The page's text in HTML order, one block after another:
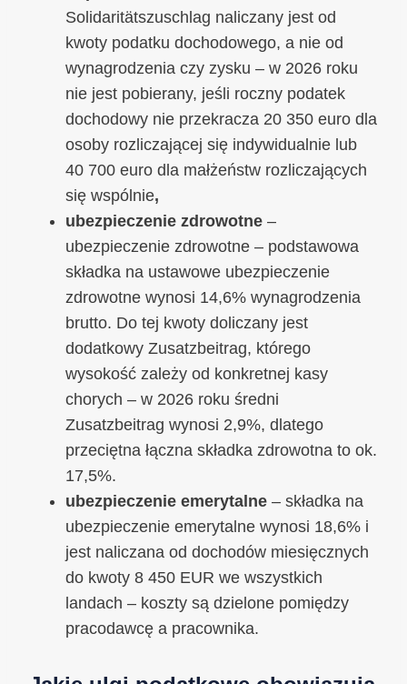
Solidaritätszuschlag naliczany jest od
kwoty podatku dochodowego, a nie od
wynagrodzenia czy zysku – w 2026 roku
nie jest pobierany, jeśli roczny podatek
dochodowy nie przekracza 20 350 euro dla
osoby rozliczającej się indywidualnie lub
40 700 euro dla małżeństw rozliczających
się wspólnie,
ubezpieczenie zdrowotne –
ubezpieczenie zdrowotne – podstawowa
składka na ustawowe ubezpieczenie
zdrowotne wynosi 14,6% wynagrodzenia
brutto. Do tej kwoty doliczany jest
dodatkowy Zusatzbeitrag, którego
wysokość zależy od konkretnej kasy
chorych – w 2026 roku średni
Zusatzbeitrag wynosi 2,9%, dlatego
przeciętna łączna składka zdrowotna to ok.
17,5%.
ubezpieczenie emerytalne – składka na
ubezpieczenie emerytalne wynosi 18,6% i
jest naliczana od dochodów miesięcznych
do kwoty 8 450 EUR we wszystkich
landach – koszty są dzielone pomiędzy
pracodawcę a pracownika.